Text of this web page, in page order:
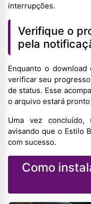
interrupções.
Verifique o
pela
Enquanto o
verificar seu
de status. Esse
o arquivo estará
Uma vez concluído,
avisando que o Estilo
com sucesso.
Como